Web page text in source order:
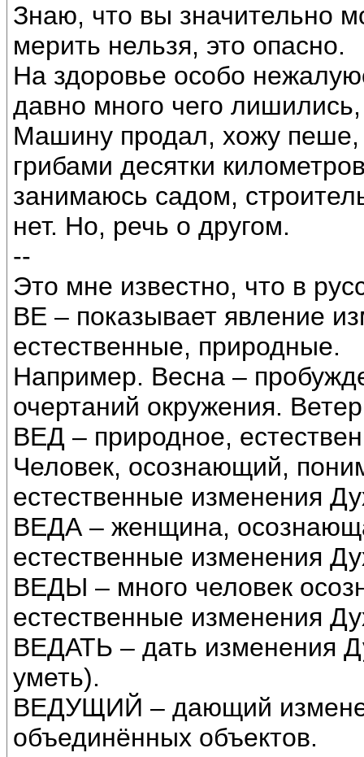
Знаю, что вы значительно
мерить нельзя, это опасно.
На здоровье особо
давно много чего
Машину продал, хожу пеше,
грибами десятки
занимаюсь садом,
нет. Но, речь о другом.
--
Это мне известно, что в
ВЕ – показывает явление
естественные, природные.
Например. Весна –
очертаний окружения.
ВЕД – природное,
Человек, осознающий,
естественные изменения
ВЕДА – женщина,
естественные изменения
ВЕДЫ – много человек
естественные изменения
ВЕДАТЬ – дать изменения
уметь).
ВЕДУЩИЙ – дающий
объединённых объектов.